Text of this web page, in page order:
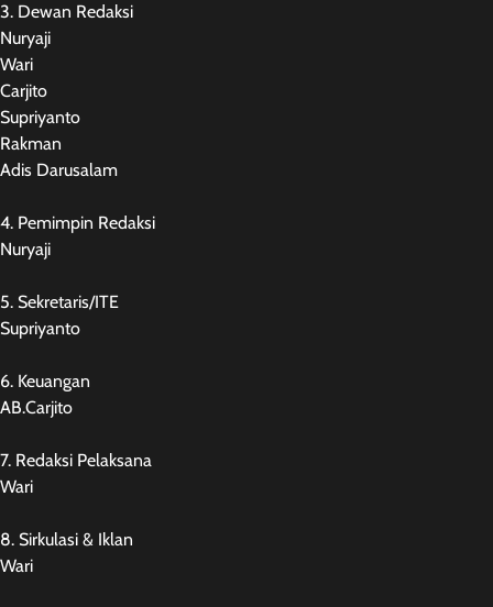
3. Dewan Redaksi
Nuryaji
Wari
Carjito
Supriyanto
Rakman
Adis Darusalam
4. Pemimpin Redaksi
Nuryaji
5. Sekretaris/ITE
Supriyanto
6. Keuangan
AB.Carjito
7. Redaksi Pelaksana
Wari
8. Sirkulasi & Iklan
Wari